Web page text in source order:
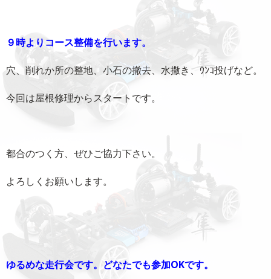
９時よりコース整備を行います。
穴、削れか所の整地、小石の撤去、水撒き、ｳﾝｺ投げなど。
今回は屋根修理からスタートです。
都合のつく方、ぜひご協力下さい。
よろしくお願いします。
ゆるめな走行会です。どなたでも参加OKです。